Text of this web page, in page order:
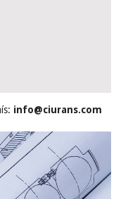
info@ciurans.com